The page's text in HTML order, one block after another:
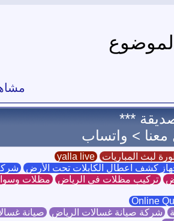
***
معنا > واتساب
لبث المباريات yalla live
كشف اعطال الكابلات تحت الأرض
تركيب مظلات في الرياض مظلات
شركة صيانة غسالات الرياض صيانة